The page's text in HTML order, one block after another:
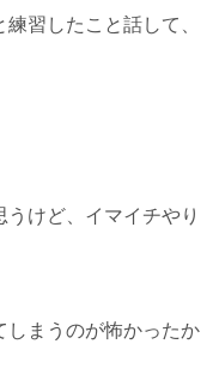
習したこと話して、
けど、イマイチやり
しまうのが怖かったか